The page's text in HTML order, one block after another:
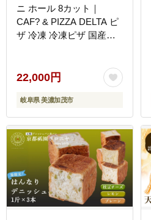
ニ ホール 8カット｜
CAF? & PIZZA DELTA ピ
ザ 冷凍 冷凍ピザ 国産小
22,000円
岐阜県 美濃加茂市